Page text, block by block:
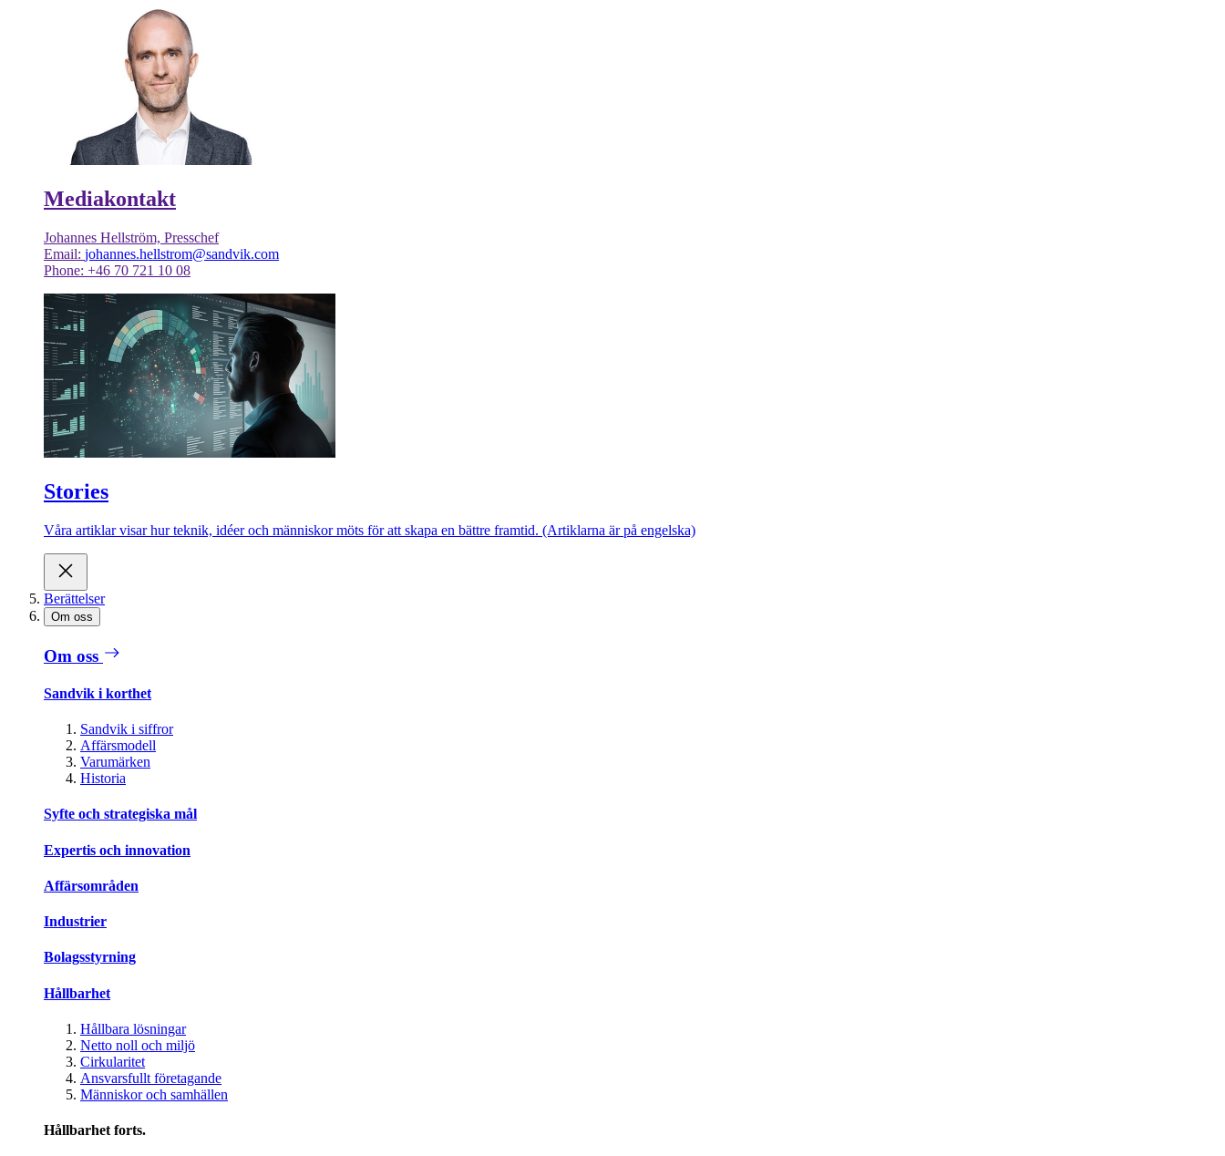
Mediakontakt
Johannes Hellström, Presschef
Email: johannes.hellstrom@sandvik.com
Phone: +46 70 721 10 08
Stories
Våra artiklar visar hur teknik, idéer och människor möts för att skapa en bättre framtid. (Artiklarna är på engelska)
Berättelser
Om oss
Om oss
Sandvik i korthet
Sandvik i siffror
Affärsmodell
Varumärken
Historia
Syfte och strategiska mål
Expertis och innovation
Affärsområden
Industrier
Bolagsstyrning
Hållbarhet
Hållbara lösningar
Netto noll och miljö
Cirkularitet
Ansvarsfullt företagande
Människor och samhällen
Hållbarhet forts.